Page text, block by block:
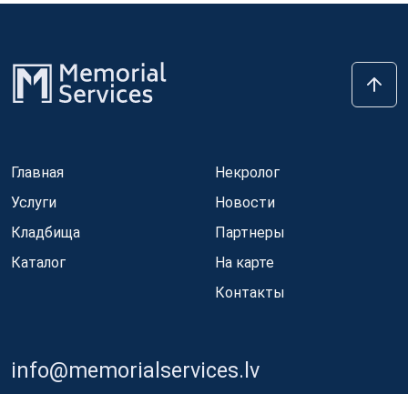
Главная
Услуги
Кладбища
Каталог
Некролог
Новости
Партнеры
На карте
Контакты
info@memorialservices.lv